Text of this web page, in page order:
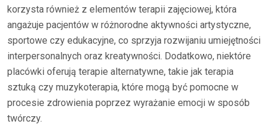
korzysta również z elementów terapii zajęciowej, która
angażuje pacjentów w różnorodne aktywności artystyczne,
sportowe czy edukacyjne, co sprzyja rozwijaniu umiejętności
interpersonalnych oraz kreatywności. Dodatkowo, niektóre
placówki oferują terapie alternatywne, takie jak terapia
sztuką czy muzykoterapia, które mogą być pomocne w
procesie zdrowienia poprzez wyrażanie emocji w sposób
twórczy.